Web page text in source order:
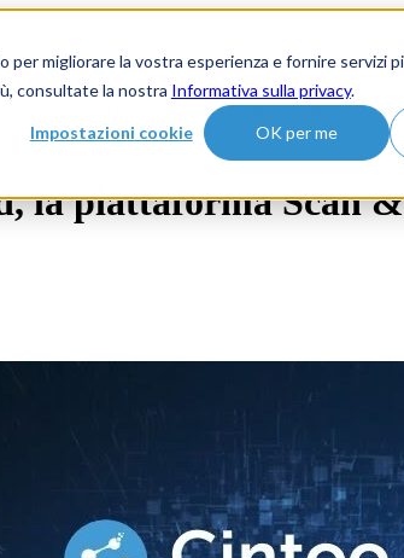
migliorare la vostra esperienza e fornire servizi
consultate la nostra Informativa sulla privacy.
Impostazioni cookie OK per me
Soluzioni Clienti
Centro di apprendimento Show
la piattaforma Scan